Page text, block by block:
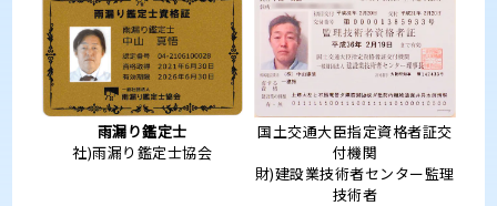
雨漏り鑑定士
社)雨漏り鑑定士協会
国土交通大臣指定資格者証交
付機関
財)建設業技術者センター監理
技術者